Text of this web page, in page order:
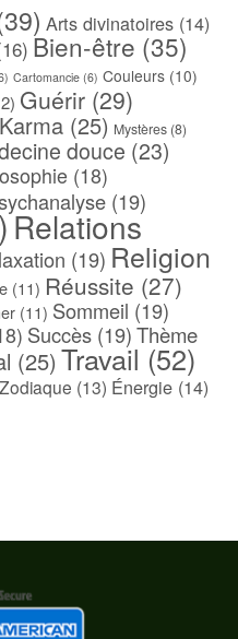
Arts divinatoires (14)
Bien-être (35)
Cartomancie (6) Couleurs (10)
Guérir (29)
Karma (25) Mystères (8)
douce (23)
(18)
(19)
Relations
(19) Religion
(11) Réussite (27)
(11) Sommeil (19)
Succès (19)Thème
(25) Travail (52)
Zodiaque (13) Énergie (14)